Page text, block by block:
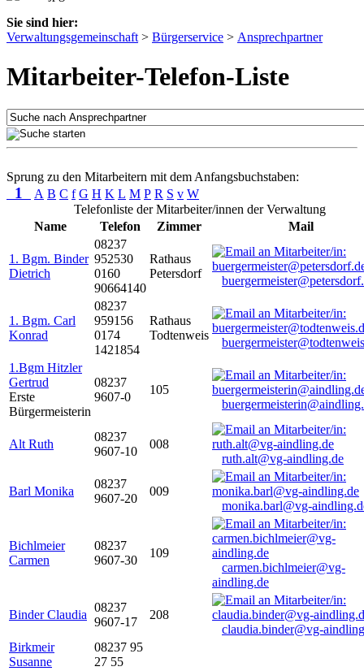
Sie sind hier:
Verwaltungsgemeinschaft > Bürgerservice > Ansprechpartner
Mitarbeiter-Telefon-Liste
Sprung zu den Mitarbeitern mit dem Anfangsbuchstaben:
1 A B C f G H K L M P R S v W
Telefonliste der Mitarbeiter/innen der Verwaltung
Name
Telefon Zimmer Mail
1. Bgm. Binder
Dietrich
08237
952530
0160
90664140
Rathaus
Petersdorf
1. Bgm. Carl
Konrad
08237
959156
0174
1421854
Rathaus
Todtenweis
1.Bgm Hitzler
Gertrud
Erste
Bürgermeisterin
08237
9607-0
105
Alt Ruth
08237
9607-10
008
ruth.alt@vg-aindling.de
Barl Monika
08237
9607-20
009
monika.barl@vg-
Bichlmeier
Carmen
08237
9607-30
109
carmen.bichlmeier@vg-
aindling.de
Binder Claudia
08237
9607-17
208
claudia.binder@vg-
Birkmeir
Susanne
08237 95
27 55